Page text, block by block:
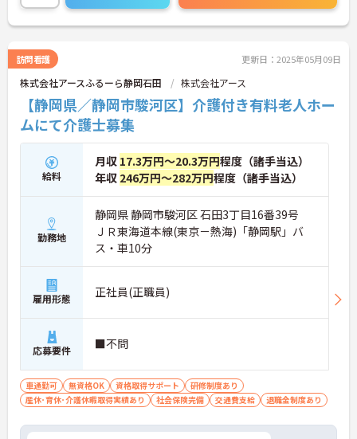
訪問看護 更新日：2025年05月09日
株式会社アースふるーら静岡石田 株式会社アース
【静岡県／静岡市駿河区】介護付き有料老人ホー
ムにて介護士募集
給料
月収 17.3万円～20.3万円程度（諸手当込）
年収 246万円～282万円程度（諸手当込）
勤務地
静岡県 静岡市駿河区 石田3丁目16番39号
ＪＲ東海道本線(東京－熱海)「静岡駅」バ
ス・車10分
雇用形態 正社員(正職員)
応募要件 ■不問
車通勤可 無資格OK 資格取得サポート
研修制度あり
産休･育休･介護休暇取得実績あり
社会保険完備 交通費支給 退職金制度あり